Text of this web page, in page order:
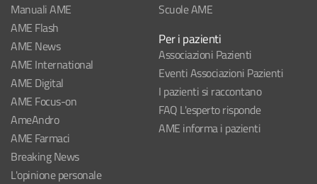
Manuali AME
AME Flash
AME News
AME International
AME Digital
AME Focus-on
AmeAndro
AME Farmaci
Breaking News
L'opinione personale
Scuole AME
Per i pazienti
Associazioni Pazienti
Eventi Associazioni Pazienti
I pazienti si raccontano
FAQ L'esperto risponde
AME informa i pazienti